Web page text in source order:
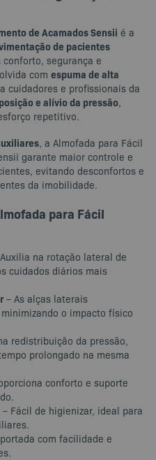
de Acamados Sensii é a
de pacientes
segurança e
com espuma de alta
cuidadores e profissionais da
e alívio da pressão,
repetitivo.
, a Almofada para Fácil
garante maior controle e
evitando desconfortos e
da imobilidade.
para Fácil
na rotação lateral de
cuidados diários mais
– As alças laterais
o impacto físico
redistribuição da pressão,
prolongado na mesma
conforto e suporte
– Fácil de higienizar, ideal para
com facilidade e